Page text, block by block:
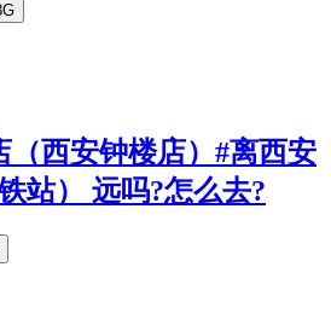
（西安钟楼店）#离西安
站） 远吗?怎么去?